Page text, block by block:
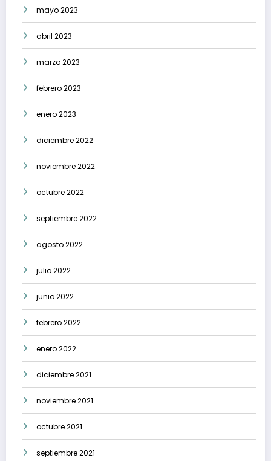
mayo 2023
abril 2023
marzo 2023
febrero 2023
enero 2023
diciembre 2022
noviembre 2022
octubre 2022
septiembre 2022
agosto 2022
julio 2022
junio 2022
febrero 2022
enero 2022
diciembre 2021
noviembre 2021
octubre 2021
septiembre 2021